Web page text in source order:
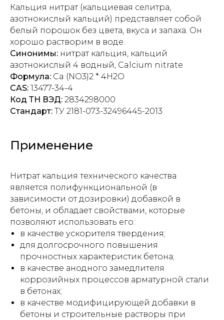
Кальция нитрат (кальциевая селитра,
азотнокислый кальций) представляет собой
белый порошок без цвета, вкуса и запаха. Он
хорошо растворим в воде.
Синонимы: нитрат кальция, кальций
азотнокислый 4 водный, Сalcium nitrate
Формула: Ca (NO3)2 * 4H2O
CAS: 13477-34-4
Код ТН ВЭД: 2834298000
Стандарт: ТУ 2181-073-32496445-2013
Применение
Нитрат кальция технического качества
является полифункциональной (в
зависимости от дозировки) добавкой в
бетоны, и обладает свойствами, которые
позволяют использовать его:
в качестве ускорителя твердения;
для долгосрочного повышения
прочностных характеристик бетона;
в качестве анодного замедлителя
коррозийных процессов арматурной стали
в бетонах;
в качестве модифицирующей добавки в
бетоны и строительные растворы при